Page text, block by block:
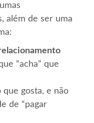
além de ser uma
“acha” que
que gosta, e não
de “pagar